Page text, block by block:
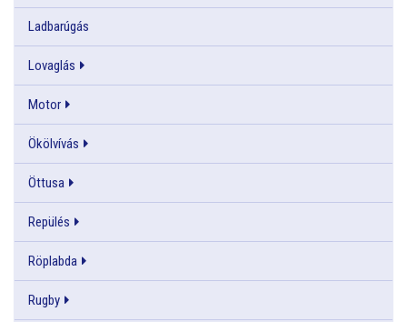
Ladbarúgás
Lovaglás
Motor
Ökölvívás
Öttusa
Repülés
Röplabda
Rugby